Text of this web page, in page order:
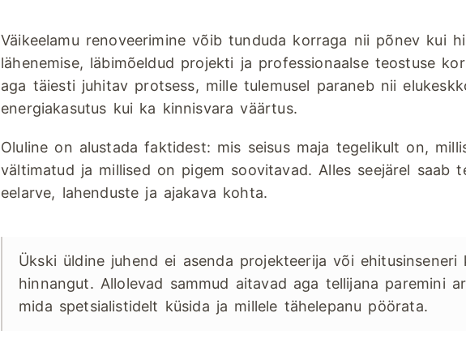
Väikeelamu renoveerimine võib tunduda korraga nii põnev kui
lähenemise, läbimõeldud projekti ja professionaalse teostuse
aga täiesti juhitav protsess, mille tulemusel paraneb nii
energiakasutus kui ka kinnisvara väärtus.
Oluline on alustada faktidest: mis seisus maja tegelikult on,
vältimatud ja millised on pigem soovitavad. Alles seejärel saab
eelarve, lahenduste ja ajakava kohta.
Ükski üldine juhend ei asenda projekteerija või ehitusinseneri
hinnangut. Allolevad sammud aitavad aga tellijana paremini
mida spetsialistidelt küsida ja millele tähelepanu pöörata.